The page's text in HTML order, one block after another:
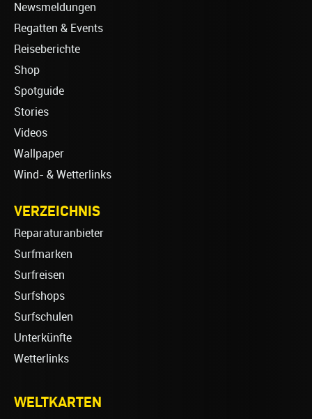
Newsmeldungen
Regatten & Events
Reiseberichte
Shop
Spotguide
Stories
Videos
Wallpaper
Wind- & Wetterlinks
VERZEICHNIS
Reparaturanbieter
Surfmarken
Surfreisen
Surfshops
Surfschulen
Unterkünfte
Wetterlinks
WELTKARTEN